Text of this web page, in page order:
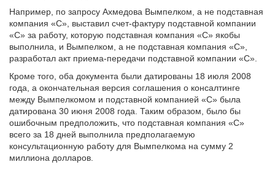
Например, по запросу Ахмедова Вымпелком, а не подставная
компания «C», выставил счет-фактуру подставной компании
«C» за работу, которую подставная компания «C» якобы
выполнила, и Вымпелком, а не подставная компания «C»,
разработал акт приема-передачи подставной компании «C».
Кроме того, оба документа были датированы 18 июля 2008
года, а окончательная версия соглашения о консалтинге
между Вымпелкомом и подставной компанией «С» была
датирована 30 июня 2008 года. Таким образом, было бы
ошибочным предположить, что подставная компания «C»
всего за 18 дней выполнила предполагаемую
консультационную работу для Вымпелкома на сумму 2
миллиона долларов.